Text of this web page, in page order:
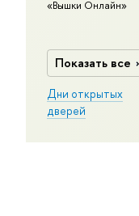
«Вышки Онлайн»
Показать все
Дни открытых
дверей